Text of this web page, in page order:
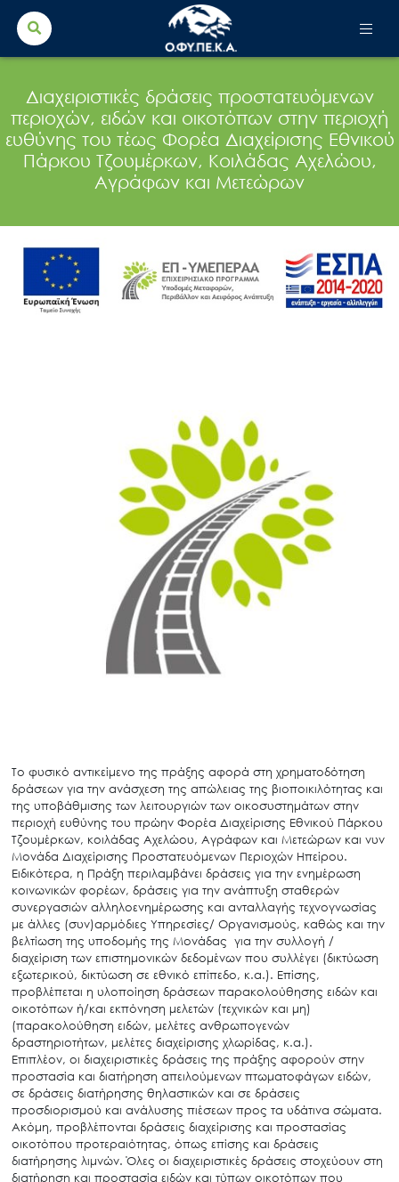
Search
for:
Διαχειριστικές δράσεις προστατευόμενων
περιοχών, ειδών και οικοτόπων στην περιοχή
ευθύνης του τέως Φορέα Διαχείρισης Εθνικού
Πάρκου Τζουμέρκων, Κοιλάδας Αχελώου,
Αγράφων και Μετεώρων
Το φυσικό αντικείμενο της πράξης αφορά στη χρηματοδότηση
δράσεων για την ανάσχεση της απώλειας της βιοποικιλότητας και
της υποβάθμισης των λειτουργιών των οικοσυστημάτων στην
περιοχή ευθύνης του πρώην Φορέα Διαχείρισης Εθνικού Πάρκου
Τζουμέρκων, κοιλάδας Αχελώου, Αγράφων και Μετεώρων και νυν
Μονάδα Διαχείρισης Προστατευόμενων Περιοχών Ηπείρου.
Ειδικότερα, η Πράξη περιλαμβάνει δράσεις για την ενημέρωση
κοινωνικών φορέων, δράσεις για την ανάπτυξη σταθερών
συνεργασιών αλληλοενημέρωσης και ανταλλαγής τεχνογνωσίας
με άλλες (συν)αρμόδιες Υπηρεσίες/ Οργανισμούς, καθώς και την
βελτίωση της υποδομής της Μονάδας για την συλλογή /
διαχείριση των επιστημονικών δεδομένων που συλλέγει (δικτύωση
εξωτερικού, δικτύωση σε εθνικό επίπεδο, κ.α.). Επίσης,
προβλέπεται η υλοποίηση δράσεων παρακολούθησης ειδών και
οικοτόπων ή/και εκπόνηση μελετών (τεχνικών και μη)
(παρακολούθηση ειδών, μελέτες ανθρωπογενών
δραστηριοτήτων, μελέτες διαχείρισης χλωρίδας, κ.α.).
Επιπλέον, οι διαχειριστικές δράσεις της πράξης αφορούν στην
προστασία και διατήρηση απειλούμενων πτωματοφάγων ειδών,
σε δράσεις διατήρησης θηλαστικών και σε δράσεις
προσδιορισμού και ανάλυσης πιέσεων προς τα υδάτινα σώματα.
Ακόμη, προβλέπονται δράσεις διαχείρισης και προστασίας
οικοτόπου προτεραιότητας, όπως επίσης και δράσεις
διατήρησης λιμνών. Όλες οι διαχειριστικές δράσεις στοχεύουν στη
διατήρηση και προστασία ειδών και τύπων οικοτόπων που